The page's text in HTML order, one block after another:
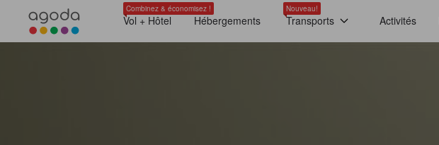
Combinez & économisez !
Vol + Hôtel Hébergements
Nouveau!
Transports Activités